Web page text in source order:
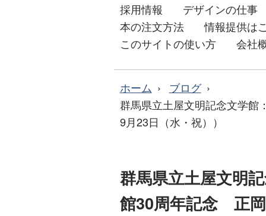
採用情報
デザインの仕事
本の注文方法
情報提供は
このサイトの使い方
会社
ホーム
ブログ
群馬県立土屋文明記念文学
9月23日（水・祝））
群馬県立土屋文明
館30周年記念 正